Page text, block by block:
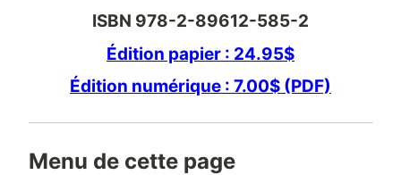
ISBN 978-2-89612-585-2
Édition papier : 24.95$
Édition numérique : 7.00$ (PDF)
Menu de cette page